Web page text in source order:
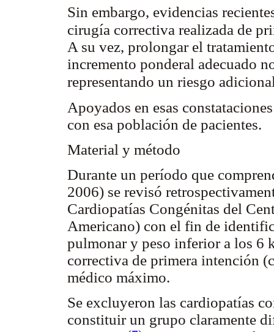
Sin embargo, evidencias
cirugía correctiva realizada de
A su vez, prolongar el
incremento ponderal adecuado
representando un riesgo
Apoyados en esas
con esa población de pacientes.
Material y método
Durante un período que
2006) se revisó
Cardiopatías Congénitas del
Americano) con el fin de
pulmonar y peso inferior a los 6
correctiva de primera intención
médico máximo.
Se excluyeron las cardiopatías
constituir un grupo claramente